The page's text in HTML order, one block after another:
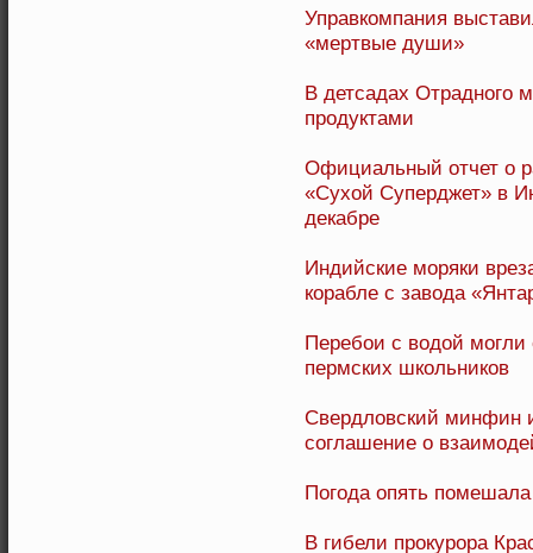
Управкомпания
«мертвые души»
В детсадах
продуктами
Официальный отчет о
«Сухой Суперджет» в
декабре
Индийские моряки
корабле с завода
Перебои с водой могли
пермских школьников
Свердловский минфин
соглашение о
Погода опять
В гибели прокурора